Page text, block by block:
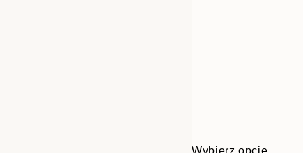
Wybierz opcję...